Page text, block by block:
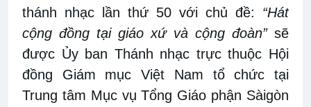
thánh nhạc lần thứ 50 với chủ đề: “Hát
cộng đồng tại giáo xứ và cộng đoàn”sẽ
được Ủy ban Thánh nhạc trực thuộc Hội
đồng Giám mục Việt Nam tổ chức tại
Trung tâm Mục vụ Tổng Giáo phận Sàigòn